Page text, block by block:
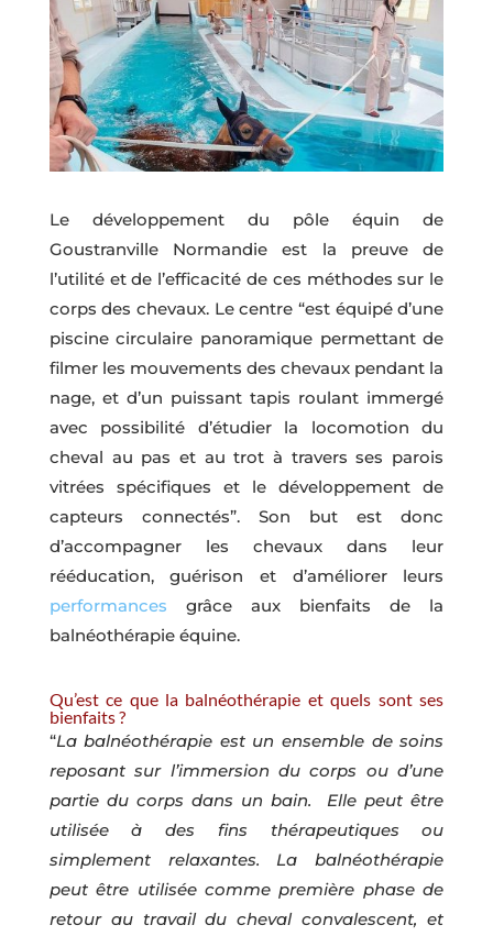
Le développement du pôle équin de
Goustranville Normandie est la preuve de
l’utilité et de l’efficacité de ces méthodes sur le
corps des chevaux. Le centre “est équipé d’une
piscine circulaire panoramique permettant de
filmer les mouvements des chevaux pendant la
nage, et d’un puissant tapis roulant immergé
avec possibilité d’étudier la locomotion du
cheval au pas et au trot à travers ses parois
vitrées spécifiques et le développement de
capteurs connectés”. Son but est donc
d’accompagner les chevaux dans leur
rééducation, guérison et d’améliorer leurs
performances grâce aux bienfaits de la
balnéothérapie équine.
Qu’est ce que la balnéothérapie et quels sont ses
bienfaits ?
“La balnéothérapie est un ensemble de soins
reposant sur l’immersion du corps ou d’une
partie du corps dans un bain. Elle peut être
utilisée à des fins thérapeutiques ou
simplement relaxantes. La balnéothérapie
peut être utilisée comme première phase de
retour au travail du cheval convalescent, et